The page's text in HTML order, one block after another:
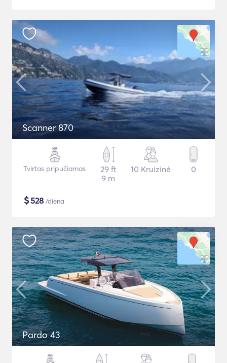
Scanner 870
Tvirtas pripučiamas
29 ft
9 m
10 Kruizinė 0
$528 /diena
Pardo 43